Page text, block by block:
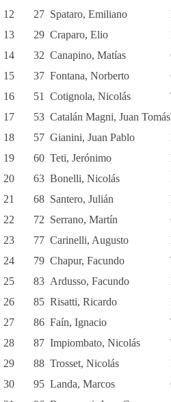
12
27 Spataro, Emiliano
13
29 Craparo, Elio
14
32 Canapino, Matías
15
37 Fontana, Norberto
16
51 Cotignola, Nicolás
17
53 Catalán Magni, Juan Tomás
18
57 Gianini, Juan Pablo
19
60 Teti, Jerónimo
20
63 Bonelli, Nicolás
21
68 Santero, Julián
22
72 Serrano, Martín
23
77 Carinelli, Augusto
24
79 Chapur, Facundo
25
83 Ardusso, Facundo
26
85 Risatti, Ricardo
27
86 Faín, Ignacio
28
87 Impiombato, Nicolás
29
88 Trosset, Nicolás
30
95 Landa, Marcos